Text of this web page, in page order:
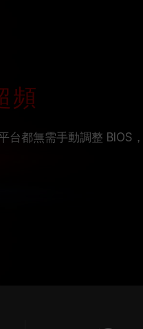
頻
台都無需手動調整 BIOS